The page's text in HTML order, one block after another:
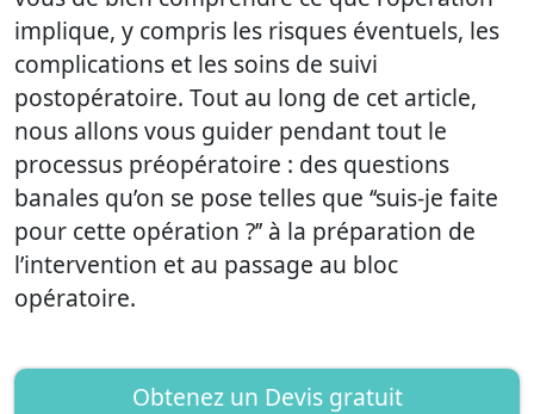
implique, y compris les risques éventuels, les
complications et les soins de suivi
postopératoire. Tout au long de cet article,
nous allons vous guider pendant tout le
processus préopératoire : des questions
banales qu’on se pose telles que ‘‘suis-je faite
pour cette opération ?’’ à la préparation de
l’intervention et au passage au bloc
opératoire.
Obtenez un Devis gratuit